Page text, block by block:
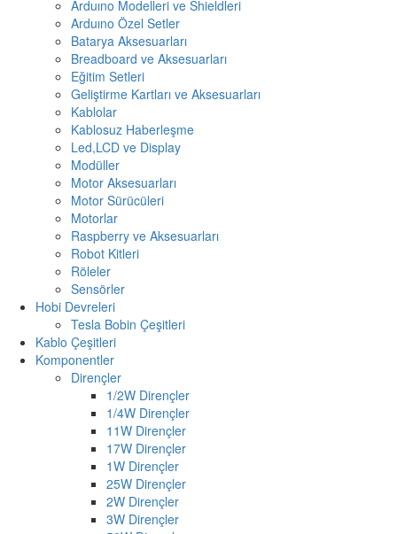
Arduıno Modelleri ve Shieldleri
Arduıno Özel Setler
Batarya Aksesuarları
Breadboard ve Aksesuarları
Eğitim Setleri
Geliştirme Kartları ve Aksesuarları
Kablolar
Kablosuz Haberleşme
Led,LCD ve Display
Modüller
Motor Aksesuarları
Motor Sürücüleri
Motorlar
Raspberry ve Aksesuarları
Robot Kitleri
Röleler
Sensörler
Hobi Devreleri
Tesla Bobin Çeşitleri
Kablo Çeşitleri
Komponentler
Dirençler
1/2W Dirençler
1/4W Dirençler
11W Dirençler
17W Dirençler
1W Dirençler
25W Dirençler
2W Dirençler
3W Dirençler